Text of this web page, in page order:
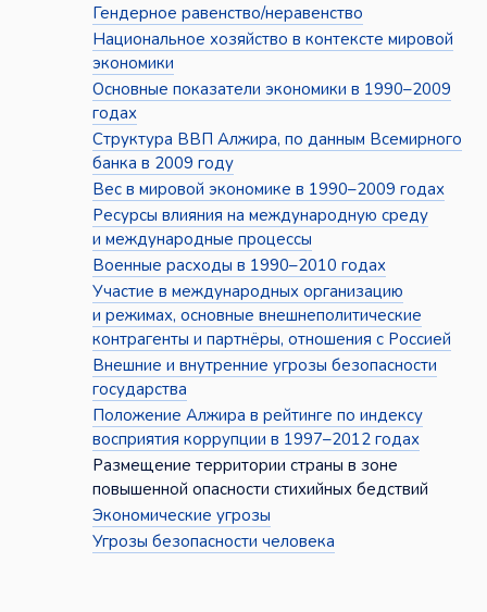
Гендерное равенство/неравенство
Национальное хозяйство в контексте мировой
экономики
Основные показатели экономики в 1990–2009
годах
Структура ВВП Алжира, по данным Всемирного
банка в 2009 году
Вес в мировой экономике в 1990–2009 годах
Ресурсы влияния на международную среду
и международные процессы
Военные расходы в 1990–2010 годах
Участие в международных организацию
и режимах, основные внешнеполитические
контрагенты и партнёры, отношения с Россией
Внешние и внутренние угрозы безопасности
государства
Положение Алжира в рейтинге по индексу
восприятия коррупции в 1997–2012 годах
Размещение территории страны в зоне
повышенной опасности стихийных бедствий
Экономические угрозы
Угрозы безопасности человека